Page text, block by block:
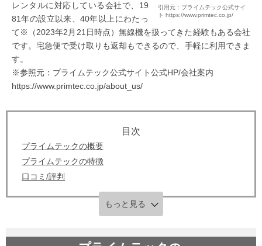
引用元：プライムテック公式サイ
ト https://www.primtec.co.jp/
レンタルに対応している会社で、19
81年の設立以来、40年以上にわたっ
て※（2023年2月21日時点）無線機を扱ってきた経験もある会社
です。宅急便で受け取りも返却もできるので、手軽に利用できま
す。
※参照元：プライムテック公式サイト公式HP/会社案内
https://www.primtec.co.jp/about_us/
プライムテックの概要
プライムテックの特徴
口コミ/評判
もっと見る